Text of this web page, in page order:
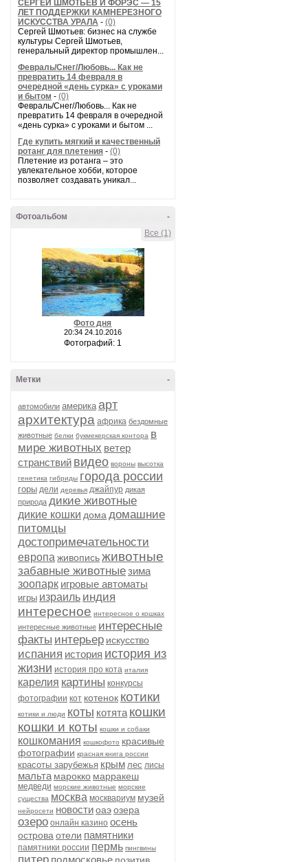
СЕРГЕЙ ШМОТЬЕВ И ФОРЭС — 15
ЛЕТ ПОДДЕРЖКИ КАМНЕРЕЗНОГО
ИСКУССТВА УРАЛА - (0)
Сергей Шмотьев: бизнес на службе
культуры Сергей Шмотьев,
генеральный директор промышлен...
Февраль/Снег/Любовь... Как не
превратить 14 февраля в
очередной «день сурка» с уроками
и бытом - (0)
Февраль/Снег/Любовь... Как не
превратить 14 февраля в очередной
«день сурка» с уроками и бытом ...
Где купить мягкий и качественный
ротанг для плетения - (0)
Плетение из ротанга – это
увлекательное хобби, которое
позволяет создавать уникал...
-
Фотоальбом
Все (1)
Фото дня
20:34 24.10.2016
Фотографий: 1
-
Метки
автомобили америка арт
архитектура африка бездомные
животные белки букмекерская контора в
мире животных ветер
странствий видео вороны высотка
генетика гибриды города россии
горы дели деревья джайпур дикая
природа дикие животные
дикие кошки дома домашние
питомцы
достопримечательности
европа живописьживотные
забавные животныезима
зоопарк игровые автоматы
игры израиль индия
интересное интересное о кошках
интересные животные интересные
факты интерьер искусство
испания история история из
жизни история про кота италия
карелия картины конкурсы
фотографии кот котенок котики
котики и люди коты котята кошки
кошки и коты кошки и собаки
кошкомания кошкофото красивые
фотографии красная книга россии
красоты зарубежья крым лес лисы
мальта марокко марракеш
медведи морские животные морские
существа москва москвариум музей
нейросети новостиоаэозера
озеро онлайн казино осень
острова отели памятники
памятники россии пермь пингвины
подмосковье